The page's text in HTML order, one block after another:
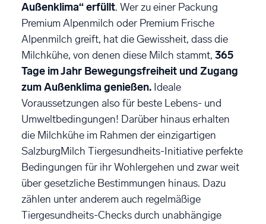
Außenklima“ erfüllt. Wer zu einer Packung
Premium Alpenmilch oder Premium Frische
Alpenmilch greift, hat die Gewissheit, dass die
Milchkühe, von denen diese Milch stammt, 365
Tage im Jahr Bewegungsfreiheit und Zugang
zum Außenklima genießen. Ideale
Voraussetzungen also für beste Lebens- und
Umweltbedingungen! Darüber hinaus erhalten
die Milchkühe im Rahmen der einzigartigen
SalzburgMilch Tiergesundheits-Initiative perfekte
Bedingungen für ihr Wohlergehen und zwar weit
über gesetzliche Bestimmungen hinaus. Dazu
zählen unter anderem auch regelmäßige
Tiergesundheits-Checks durch unabhängige